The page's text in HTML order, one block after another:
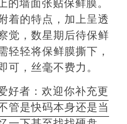
着的特点，加上呈透
觉，数星期后待保鲜
轻轻将保鲜膜撕下，
可，丝毫不费力。
好者：欢迎你补充更
管是快码本身还是当